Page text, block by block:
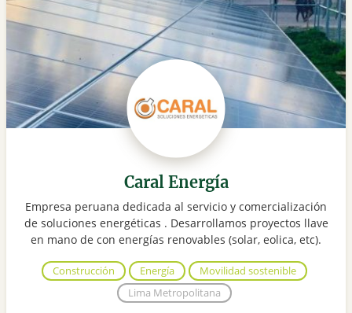
Caral Energía
Empresa peruana dedicada al servicio y comercialización
de soluciones energéticas . Desarrollamos proyectos llave
en mano de con energías renovables (solar, eolica, etc).
Construcción Energía
Movilidad sostenible
Lima Metropolitana